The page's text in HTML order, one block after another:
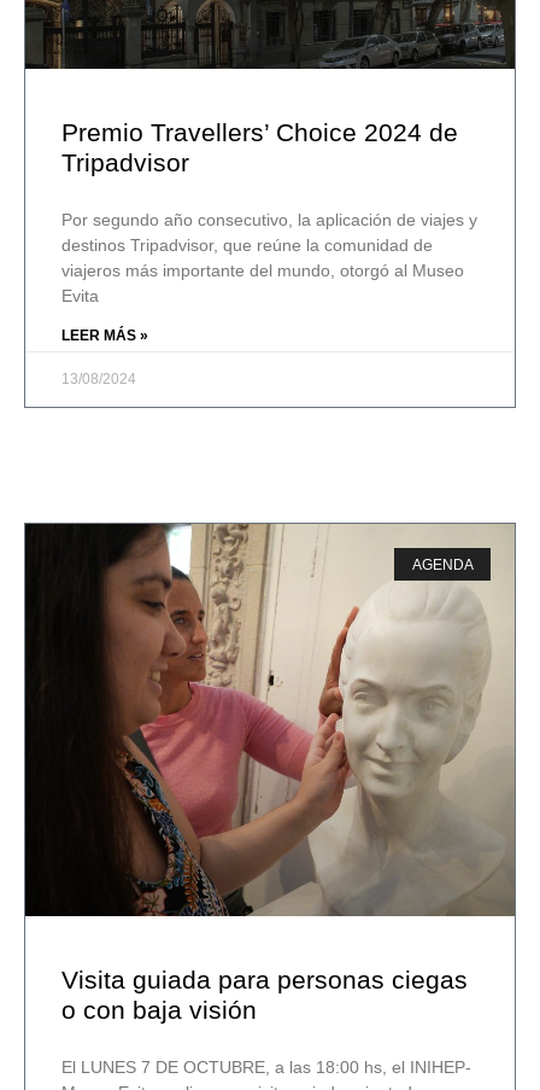
Premio Travellers’ Choice 2024 de
Tripadvisor
Por segundo año consecutivo, la aplicación de viajes y
destinos Tripadvisor, que reúne la comunidad de
viajeros más importante del mundo, otorgó al Museo
Evita
LEER MÁS »
13/08/2024
AGENDA
Visita guiada para personas ciegas
o con baja visión
El LUNES 7 DE OCTUBRE, a las 18:00 hs, el INIHEP-